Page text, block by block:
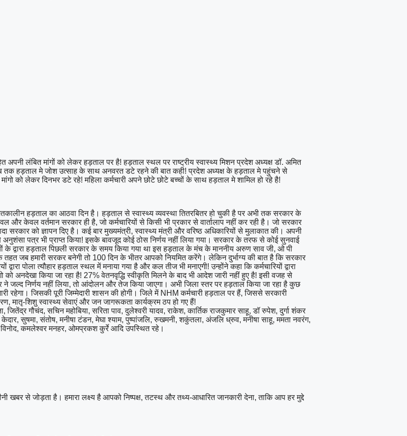
अपनी लंबित मांगों को लेकर हड़ताल पर है! हड़ताल स्थल पर राष्ट्रीय स्वास्थ्य मिशन प्रदेश अध्यक्ष डॉ. अमित
तब तक हड़ताल मे जोश उत्साह के साथ अनवरत डटे रहने की बात कही! प्रदेश अध्यक्ष के हड़ताल मे पहुंचने से
को लेकर दिनभर डटे रहे! महिला कर्मचारी अपने छोटे छोटे बच्चों के साथ हड़ताल मे शामिल हो रहे है!
हड़ताल का आठवा दिन है। हड़ताल से स्वास्थ्य व्यवस्था तितरबितर हो चुकी है पर अभी तक सरकार के
केवल वर्तमान सरकार ही है, जो कर्मचारियों से किसी भी प्रकार से वार्तालाप नहीं कर रही है। जो सरकार
को ज्ञापन दिए है। कई बार मुख्यमंत्री, स्वास्थ्य मंत्री और वरिष्ठ अधिकारियों से मुलाकात की। अपनी
अनुशंसा पत्र भी प्राप्त किया! इसके बावजूद कोई ठोस निर्णय नहीं लिया गया। सरकार के तरफ से कोई सुनवाई
के द्वारा हड़ताल पिछली सरकार के समय किया गया था इस हड़ताल के मंच के माननीय अरुण साव जी, ओ पी
के तहत जब हमारी सरकर बनेगी तो 100 दिन के भीतर आपको नियमित करेंगे। लेकिन दुर्भाग्य की बात है कि सरकार
पोला त्यौहार हड़ताल स्थल में मनाया गया है और कल तीज भी मनाएगी! उन्होंने कहा कि कर्मचारियों द्वारा
को अनदेखा किया जा रहा है! 27% वेतनवृद्धि स्वीकृति मिलने के बाद भी आदेश जारी नहीं हुए है! इसी वजह से
ने जल्द निर्णय नहीं लिया, तो आंदोलन और तेज किया जाएगा। अभी जिला स्तर पर हड़ताल किया जा रहा है कुछ
रहेगा। जिसकी पूरी जिम्मेदारी शासन की होगी। जिले में NHM कर्मचारी हड़ताल पर हैं, जिससे सरकारी
मातृ-शिशु स्वास्थ्य सेवाएं और जन जागरूकता कार्यक्रम ठप हो गए हैं!
जितेंद्र गौचंद, सचिन महोबिया, सरिता पाव, दुलेश्वरी यादव, राकेश, कार्तिक राजकुमार साहू, डॉ रुपेश, दुर्गा शंकर
केदार, सुषमा, संतोष, मनीषा टंडन, मेघा श्याम, पुष्पांजलि, रुखमनी, शकुंतला, अंजलि ध्रुव, मनीषा साहू, ममता नवरंग,
विनोद, कमलेश्वर मनहर, ओमप्रकश कुर्रे आदि उपस्थित रहे।
से जोड़ता है। हमारा लक्ष्य है आपको निष्पक्ष, तटस्थ और तथ्य-आधारित जानकारी देना, ताकि आप हर मुद्दे